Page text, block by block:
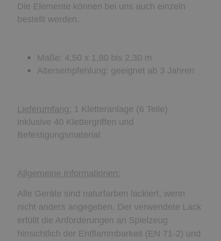
Die Elemente können bei uns auch einzeln
bestellt werden.
Maße: 4,50 x 1,80 bis 2,30 m
Altersempfehlung: geeignet ab 3 Jahren
Lieferumfang: 1 Kletteranlage (6 Teile)
inklusive 40 Klettergriffen und
Befestigungsmaterial
Allgemeine Informationen:
Alle Geräte sind naturfarben lackiert, wenn
nicht anders angegeben. Der verwendete Lack
erfüllt die Anforderungen an Spielzeug
hinsichtlich der Entflammbarkeit (EN 71-2) und